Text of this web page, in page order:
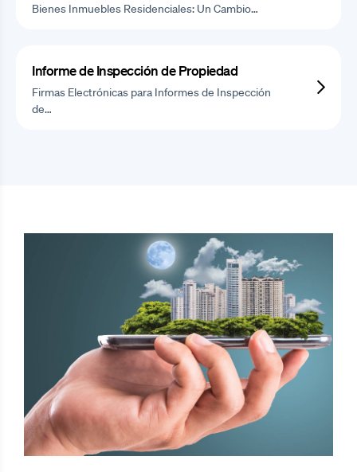
Bienes Inmuebles Residenciales: Un Cambio…
Informe de Inspección de Propiedad
Firmas Electrónicas para Informes de Inspección
de…